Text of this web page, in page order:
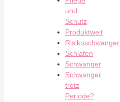
und
Schutz
Produktwelt
Risikoschwanger
Schlafen
Schwanger
Schwanger
trotz
Periode?